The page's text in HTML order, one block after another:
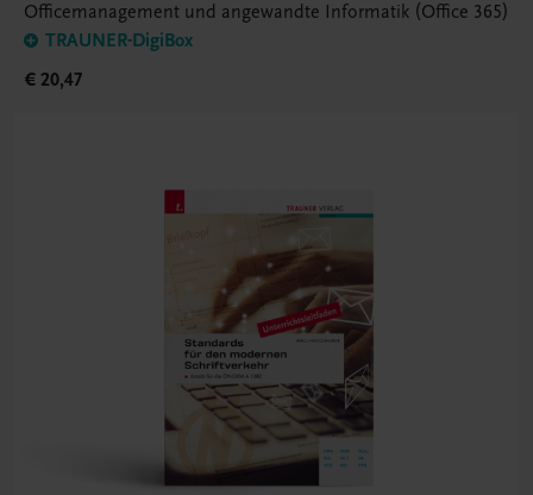
Officemanagement und angewandte Informatik (Office 365)
TRAUNER-DigiBox
€ 20,47